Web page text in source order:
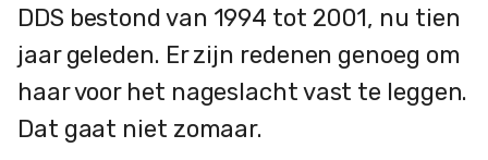
DDS bestond van 1994 tot 2001, nu tien
jaar geleden. Er zijn redenen genoeg om
haar voor het nageslacht vast te leggen.
Dat gaat niet zomaar.